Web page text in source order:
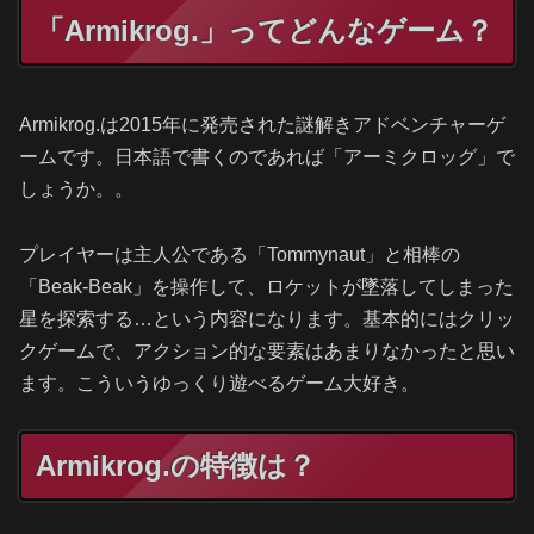
「Armikrog.」ってどんなゲーム？
Armikrog.は2015年に発売された謎解きアドベンチャーゲ
ームです。日本語で書くのであれば「アーミクロッグ」で
しょうか。。
プレイヤーは主人公である「Tommynaut」と相棒の
「Beak-Beak」を操作して、ロケットが墜落してしまった
星を探索する…という内容になります。基本的にはクリッ
クゲームで、アクション的な要素はあまりなかったと思い
ます。こういうゆっくり遊べるゲーム大好き。
Armikrog.の特徴は？